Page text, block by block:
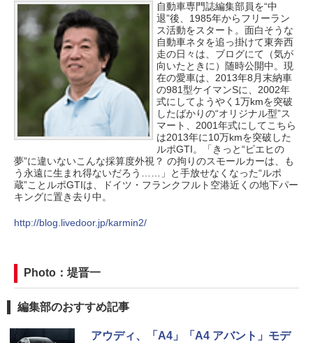
自動車専門誌編集部員を“中
退”後、1985年からフリーラン
ス活動をスタート。面白そうな
自動車ネタを追っ掛けて東奔西
走の日々は、ブログにて（気が
向いたときに）随時公開中。現
在の愛車は、2013年8月末納車
の981型ケイマンSに、2002年
式にしてようやく1万kmを突破
したばかりの“オリジナル型”ス
マート、2001年式にしてこちら
は2013年に10万kmを突破した
ルポGTI。「きっと“ピエヒの
夢”に違いないこんな採算度外視？ の拘りのスモールカーは、も
う永遠に生まれ得ないだろう……」と手放せなくなった“ルポ
蔵”ことルポGTIは、ドイツ・フランクフルト空港近くの地下パー
キングに置き去り中。
http://blog.livedoor.jp/karmin2/
Photo：堤晋一
編集部のおすすめ記事
アウディ、「A4」「A4 アバント」モデ